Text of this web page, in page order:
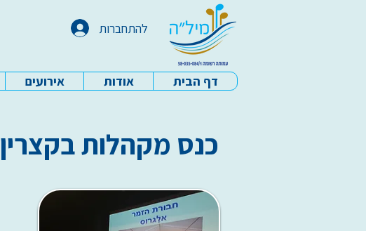
להתחברות
עמותת מיל"ה - דף הביתדף הבית אודות אירועים
כנס מקהלות בקצרין